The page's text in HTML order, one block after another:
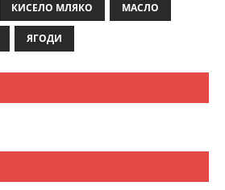
КИСЕЛО МЛЯКО МАСЛО
ЯГОДИ